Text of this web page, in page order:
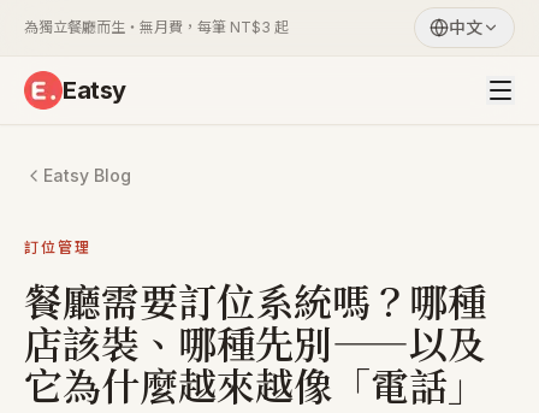
為獨立餐廳而生・無月費，每筆 NT$3 起 中文
Eatsy
Eatsy Blog
訂位管理
餐廳需要訂位系統嗎？哪種
店該裝、哪種先別——以及
它為什麼越來越像「電話」